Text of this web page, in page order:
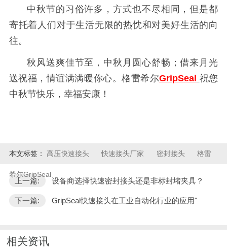
中秋节的习俗许多，方式也不尽相同，但是都
寄托着人们对于生活无限的热忱和对美好生活的向
往。
秋风送爽佳节至，中秋月圆心舒畅；借来月光
送祝福，情谊满满暖你心。格雷希尔GripSeal 祝您
中秋节快乐，幸福安康！
本文标签： 高压快速接头 快速接头厂家 密封接头 格雷
希尔GripSeal
上一篇: 设备商选择快速密封接头还是非标封堵夹具？
下一篇: GripSeal快速接头在工业自动化行业的应用"
相关资讯